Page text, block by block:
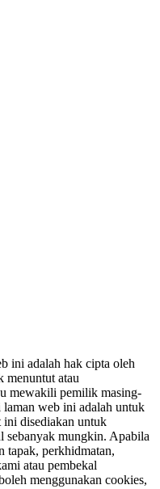
ini adalah hak cipta oleh
menuntut atau
mewakili pemilik masing-
web ini adalah untuk
ini disediakan untuk
sebanyak mungkin. Apabila
tapak, perkhidmatan,
atau pembekal
menggunakan cookies,